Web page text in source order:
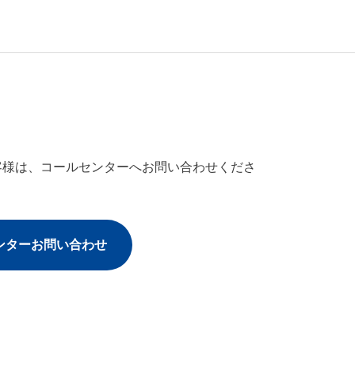
は、コールセンターへお問い合わせくださ
ターお問い合わせ